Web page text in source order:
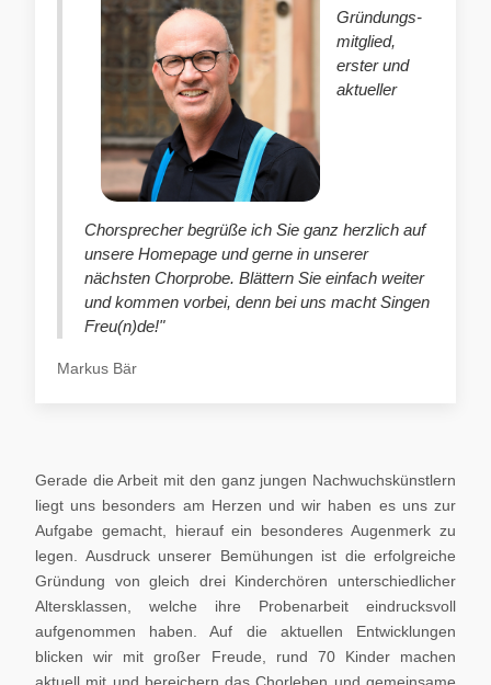
Gründungs-
mitglied,
erster und
aktueller
Chorsprecher begrüße ich Sie ganz herzlich auf
unsere Homepage und gerne in unserer
nächsten Chorprobe. Blättern Sie einfach weiter
und kommen vorbei, denn bei uns macht Singen
Freu(n)de!"
Markus Bär
Gerade die Arbeit mit den ganz jungen Nachwuchskünstlern
liegt uns besonders am Herzen und wir haben es uns zur
Aufgabe gemacht, hierauf ein besonderes Augenmerk zu
legen. Ausdruck unserer Bemühungen ist die erfolgreiche
Gründung von gleich drei Kinderchören unterschiedlicher
Altersklassen, welche ihre Probenarbeit eindrucksvoll
aufgenommen haben. Auf die aktuellen Entwicklungen
blicken wir mit großer Freude, rund 70 Kinder machen
aktuell mit und bereichern das Chorleben und gemeinsame